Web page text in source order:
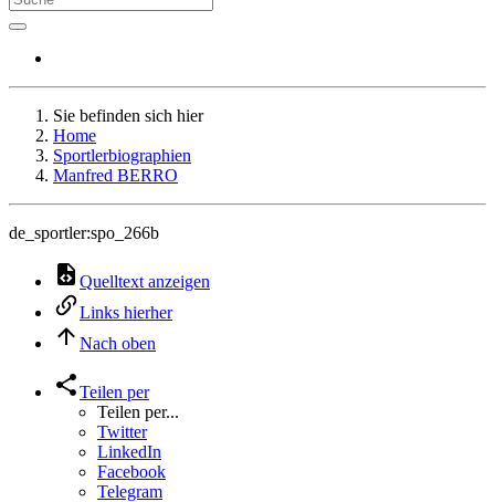
Sie befinden sich hier
Home
Sportlerbiographien
Manfred BERRO
de_sportler:spo_266b
Quelltext anzeigen
Links hierher
Nach oben
Teilen per
Teilen per...
Twitter
LinkedIn
Facebook
Telegram